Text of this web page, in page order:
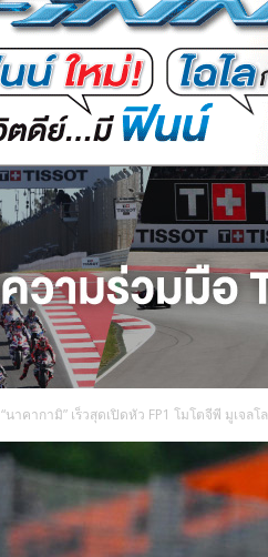
“นาคากามิ” เร็วสุดเปิดหัว FP1 โมโตจีพี มูเจลโล